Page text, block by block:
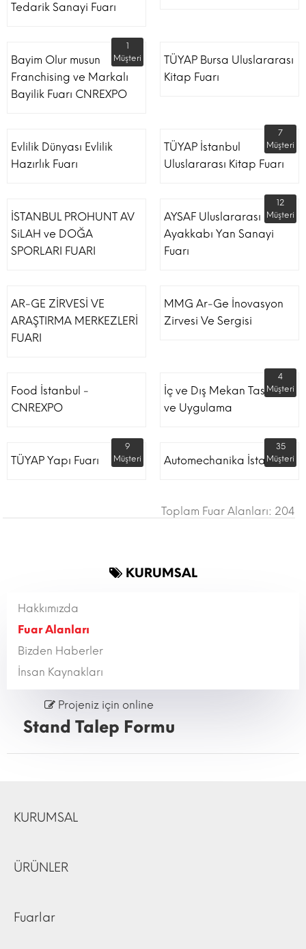
Tedarik Sanayi Fuarı
Bayim Olur musun
Franchising ve Markalı
Bayilik Fuarı CNREXPO
1
Müşteri
TÜYAP Bursa Uluslararası
Kitap Fuarı
Evlilik Dünyası Evlilik
Hazırlık Fuarı
TÜYAP İstanbul
Uluslararası Kitap Fuarı
7
Müşteri
İSTANBUL PROHUNT AV
SiLAH ve DOĞA
SPORLARI FUARI
AYSAF Uluslararası
Ayakkabı Yan Sanayi
Fuarı
12
Müşteri
AR-GE ZİRVESİ VE
ARAŞTIRMA MERKEZLERİ
FUARI
MMG Ar-Ge İnovasyon
Zirvesi Ve Sergisi
Food İstanbul -
CNREXPO
İç ve Dış Mekan Tasarım
ve Uygulama
4
Müşteri
TÜYAP Yapı Fuarı
9
Müşteri
Automechanika İstanbul
35
Müşteri
Toplam Fuar Alanları: 204
KURUMSAL
Hakkımızda
Fuar Alanları
Bizden Haberler
İnsan Kaynakları
Projeniz için online
Stand Talep Formu
KURUMSAL
ÜRÜNLER
Fuarlar